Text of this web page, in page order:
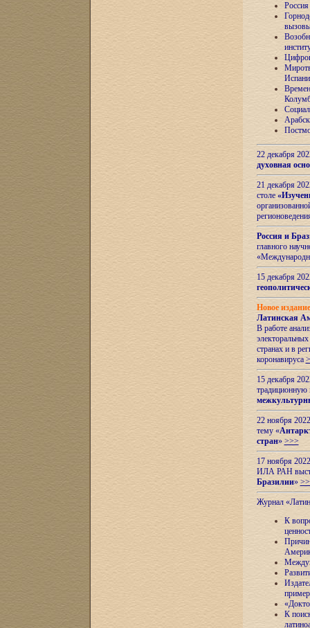
22 декабря
духовная
21 декабря
столе
Россия и
главного
15 декабря
Новое
Латинская
В работе
странах и в
коронавируса
15 декабря
22 ноября
тему «
стран» >>>
17 ноября
ИЛА РАН
Бразилии»
Журнал
К
К